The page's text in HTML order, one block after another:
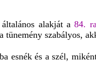
általános alakját a84.
szabályos,
esnék és a szél,